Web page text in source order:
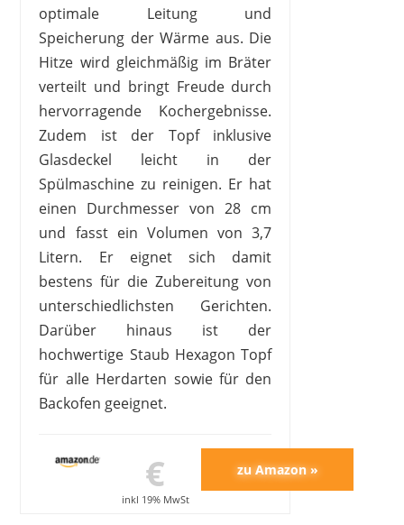
optimale Leitung und
Speicherung der Wärme aus. Die
Hitze wird gleichmäßig im Bräter
verteilt und bringt Freude durch
hervorragende Kochergebnisse.
Zudem ist der Topf inklusive
Glasdeckel leicht in der
Spülmaschine zu reinigen. Er hat
einen Durchmesser von 28 cm
und fasst ein Volumen von 3,7
Litern. Er eignet sich damit
bestens für die Zubereitung von
unterschiedlichsten Gerichten.
Darüber hinaus ist der
hochwertige Staub Hexagon Topf
für alle Herdarten sowie für den
Backofen geeignet.
€
inkl 19% MwSt